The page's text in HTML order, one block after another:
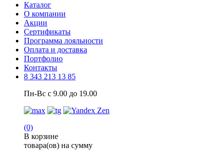
Каталог
О компании
Акции
Сертификаты
Программа лояльности
Оплата и доставка
Портфолио
Контакты
8 343 213 13 85
Пн-Вс с 9.00 до 19.00
(0)
В корзине
товара(ов) на сумму